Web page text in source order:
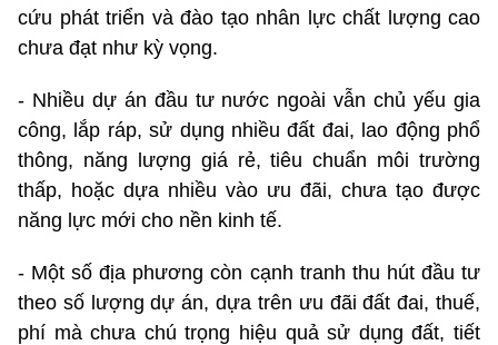
cứu phát triển và đào tạo nhân lực chất lượng cao
chưa đạt như kỳ vọng.
- Nhiều dự án đầu tư nước ngoài vẫn chủ yếu gia
công, lắp ráp, sử dụng nhiều đất đai, lao động phổ
thông, năng lượng giá rẻ, tiêu chuẩn môi trường
thấp, hoặc dựa nhiều vào ưu đãi, chưa tạo được
năng lực mới cho nền kinh tế.
- Một số địa phương còn cạnh tranh thu hút đầu tư
theo số lượng dự án, dựa trên ưu đãi đất đai, thuế,
phí mà chưa chú trọng hiệu quả sử dụng đất, tiết